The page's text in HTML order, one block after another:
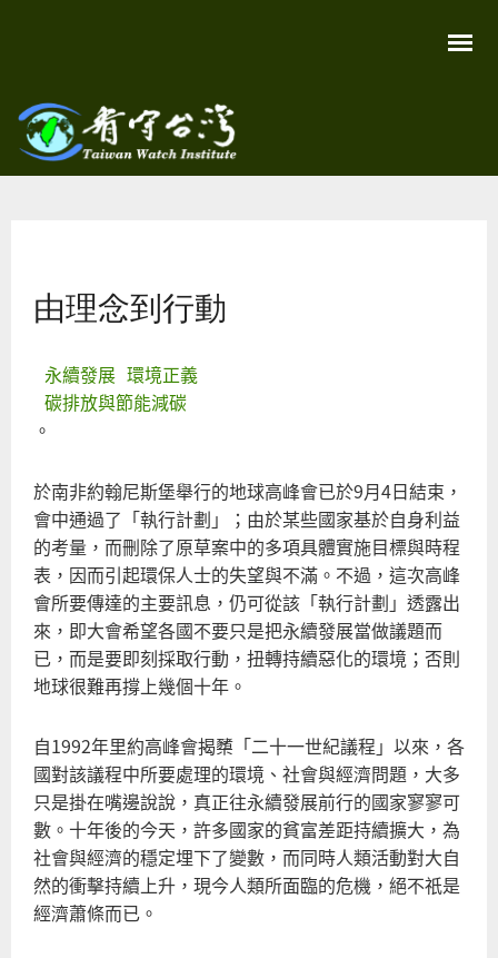
容
Watch
由理念到行動
永續發展 環境正義
碳排放與節能減碳
。
於南非約翰尼斯堡舉行的地球高峰會已於9月4日結束，
會中通過了「執行計劃」；由於某些國家基於自身利益
的考量，而刪除了原草案中的多項具體實施目標與時程
表，因而引起環保人士的失望與不滿。不過，這次高峰
會所要傳達的主要訊息，仍可從該「執行計劃」透露出
來，即大會希望各國不要只是把永續發展當做議題而
已，而是要即刻採取行動，扭轉持續惡化的環境；否則
地球很難再撐上幾個十年。
自1992年里約高峰會揭櫫「二十一世紀議程」以來，各
國對該議程中所要處理的環境、社會與經濟問題，大多
只是掛在嘴邊說說，真正往永續發展前行的國家寥寥可
數。十年後的今天，許多國家的貧富差距持續擴大，為
社會與經濟的穩定埋下了變數，而同時人類活動對大自
然的衝擊持續上升，現今人類所面臨的危機，絕不祇是
經濟蕭條而已。